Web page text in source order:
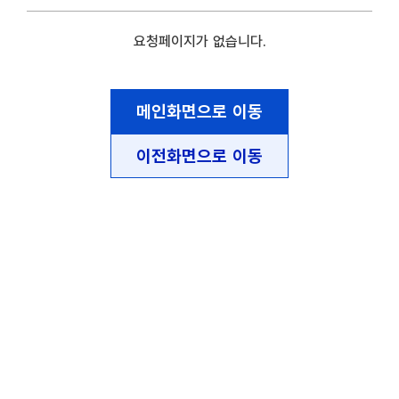
요청페이지가 없습니다.
메인화면으로 이동
이전화면으로 이동